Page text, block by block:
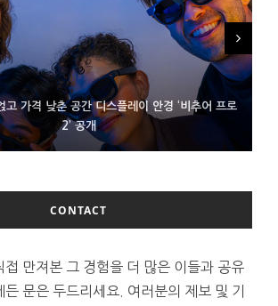
고 가격 낮춘 공간 디스플레이 안경 ‘비추어 프로
2’ 공개
억달러어치 아이폰18 프로세서 패키징 대기 중
달러 반지형 스피커 준비하는 오픈AI
CONTACT
접 만져본 그 경험을 더 많은 이들과 공유
든 문은 두드리세요. 여러분의 제보 및 기